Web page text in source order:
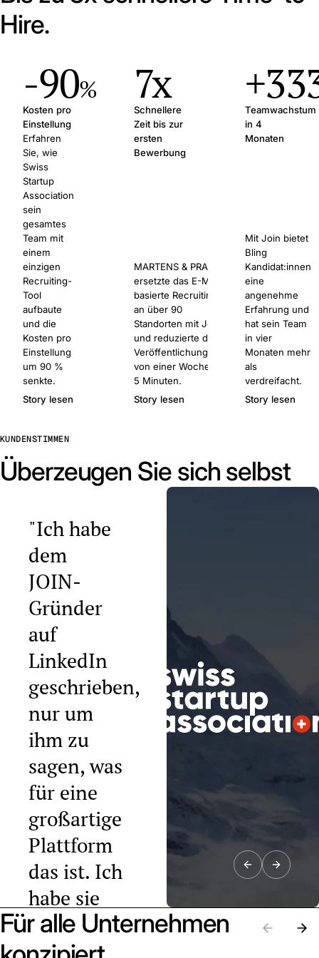
Hire.
-90%
Kosten pro
Einstellung
Erfahren
Sie, wie
Swiss
Startup
Association
sein
gesamtes
Team mit
einem
einzigen
Recruiting-
Tool
aufbaute
und die
Kosten pro
Einstellung
um 90 %
senkte.
Story lesen
7x
Schnellere
Zeit bis zur
ersten
Bewerbung
MARTENS & PRAHL
ersetzte das E-Mail-
basierte Recruiting
an über 90
Standorten mit Join
und reduzierte die
Veröffentlichungszeit
von einer Woche auf
5 Minuten.
Story lesen
Teamwachstum
in 4
Monaten
Mit Join bietet
Bling
Kandidat:innen
eine
angenehme
Erfahrung und
hat sein Team
in vier
Monaten mehr
als
verdreifacht.
Story lesen
KUNDENSTIMMEN
Überzeugen Sie sich selbst
"Ich habe
dem
JOIN-
Gründer
auf
LinkedIn
geschrieben,
nur um
ihm zu
sagen, was
für eine
großartige
Plattform
das ist. Ich
habe sie
bereits an
zehn
Für alle Unternehmen